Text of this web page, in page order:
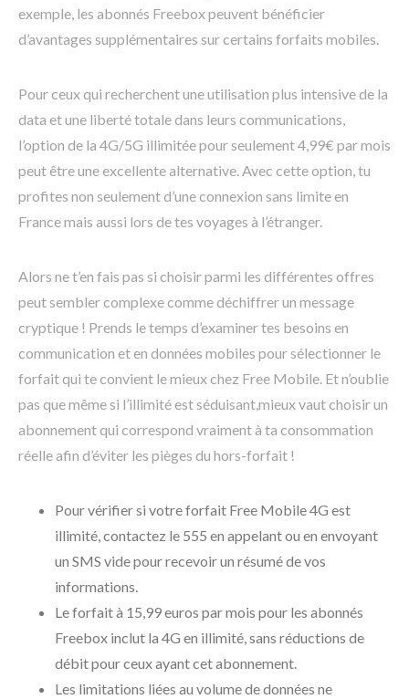
exemple, les abonnés Freebox peuvent bénéficier
d’avantages supplémentaires sur certains forfaits mobiles.
Pour ceux qui recherchent une utilisation plus intensive de la
data et une liberté totale dans leurs communications,
l’option de la 4G/5G illimitée pour seulement 4,99€ par mois
peut être une excellente alternative. Avec cette option, tu
profites non seulement d’une connexion sans limite en
France mais aussi lors de tes voyages à l’étranger.
Alors ne t’en fais pas si choisir parmi les différentes offres
peut sembler complexe comme déchiffrer un message
cryptique ! Prends le temps d’examiner tes besoins en
communication et en données mobiles pour sélectionner le
forfait qui te convient le mieux chez Free Mobile. Et n’oublie
pas que même si l’illimité est séduisant,mieux vaut choisir un
abonnement qui correspond vraiment à ta consommation
réelle afin d’éviter les pièges du hors-forfait !
Pour vérifier si votre forfait Free Mobile 4G est
illimité, contactez le 555 en appelant ou en envoyant
un SMS vide pour recevoir un résumé de vos
informations.
Le forfait à 15,99 euros par mois pour les abonnés
Freebox inclut la 4G en illimité, sans réductions de
débit pour ceux ayant cet abonnement.
Les limitations liées au volume de données ne